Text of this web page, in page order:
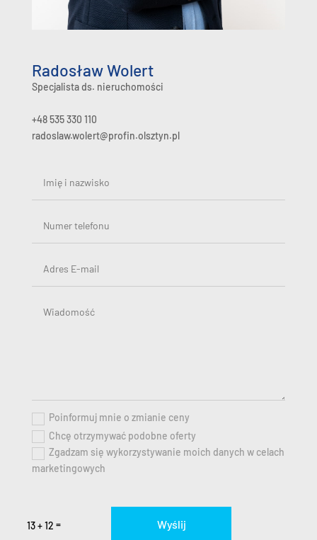
Radosław Wolert
Specjalista ds. nieruchomości
+48 535 330 110
radoslaw.wolert@profin.olsztyn.pl
Poinformuj mnie o zmianie ceny
Chcę otrzymywać podobne oferty
Zgadzam się wykorzystywanie moich danych w celach
marketingowych
13 + 12 = Wyślij